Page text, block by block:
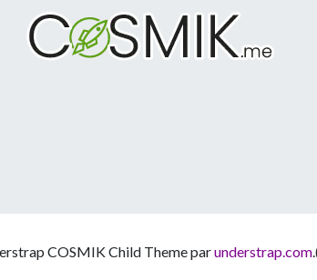
COSMIK Child Theme parunderstrap.com